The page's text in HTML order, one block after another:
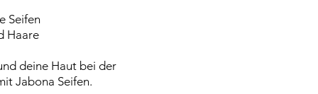
Seifen
Haare
deine Haut bei der
mit Jabona Seifen.